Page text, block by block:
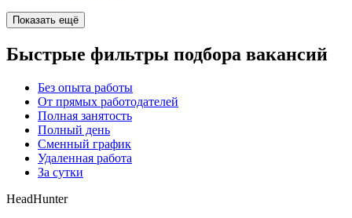
Показать ещё
Быстрые фильтры подбора вакансий
Без опыта работы
От прямых работодателей
Полная занятость
Полный день
Сменный график
Удаленная работа
За сутки
HeadHunter